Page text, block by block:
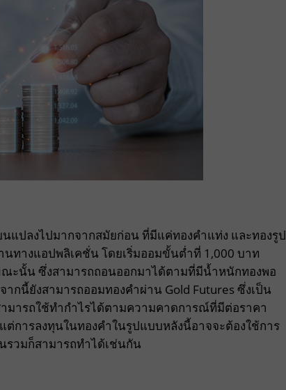
แปลงไปมากจากสมัยก่อน ที่มีแค่ทองคำแท่ง และทองรูป
ทางแอปพลิเคชั่น โดยเริ่มออมขั้นต่ำที่ 1,000 บาท
ะนั้น ซึ่งสามารถถอนออกมาได้ตามที่มีน้ำหนักทองพอ
กนี้ยังสามารถออมทองคำผ่าน Gold Futures ซึ่งเป็น
มารถใช้ทำกำไรได้ตามความคาดการณ์ที่มีต่อราคา
การลงทุนในทองคำในรูปแบบหลังนี้อาจจะต้องใช้การ
รวมก็สามารถทำได้เช่นกัน